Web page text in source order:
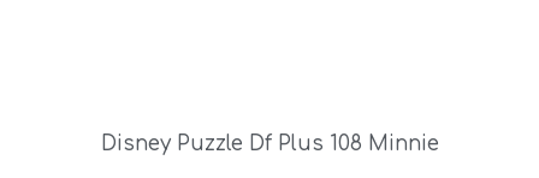
Disney Puzzle Df Plus 108 Minnie